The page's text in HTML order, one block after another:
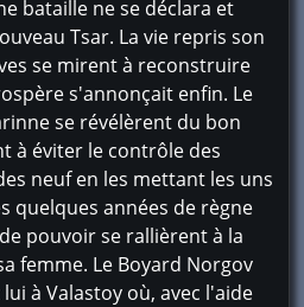
bataille ne se déclara et
Tsar. La vie repris son
se mirent à reconstruire
s'annonçait enfin. Le
se révélèrent du bon
à éviter le contrôle des
neuf en les mettant les uns
quelques années de règne
pouvoir se rallièrent à la
femme. Le Boyard Norgov
à Valastoy où, avec l'aide